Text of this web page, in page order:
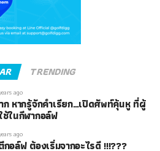
TRENDING
ago
ก หากรู้จักคำเรียก…เปิดศัพท์คุ้นหู ที่ผู้
ช้ในกีฬากอล์ฟ
ago
อล์ฟ ต้องเริ่มจากอะไรดี !!!???